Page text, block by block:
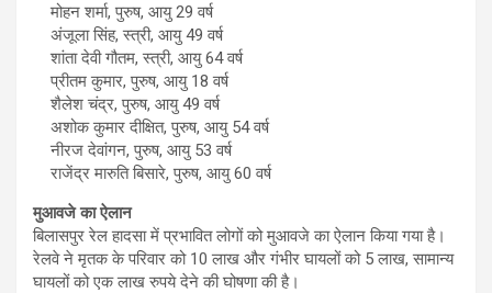
मोहन शर्मा, पुरुष, आयु 29 वर्ष
अंजूला सिंह, स्त्री, आयु 49 वर्ष
शांता देवी गौतम, स्त्री, आयु 64 वर्ष
प्रीतम कुमार, पुरुष, आयु 18 वर्ष
शैलेश चंद्र, पुरुष, आयु 49 वर्ष
अशोक कुमार दीक्षित, पुरुष, आयु 54 वर्ष
नीरज देवांगन, पुरुष, आयु 53 वर्ष
राजेंद्र मारुति बिसारे, पुरुष, आयु 60 वर्ष
मुआवजे का ऐलान
बिलासपुर रेल हादसा में प्रभावित लोगों को मुआवजे का ऐलान किया गया है।
रेलवे ने मृतक के परिवार को 10 लाख और गंभीर घायलों को 5 लाख, सामान्य
घायलों को एक लाख रुपये देने की घोषणा की है।